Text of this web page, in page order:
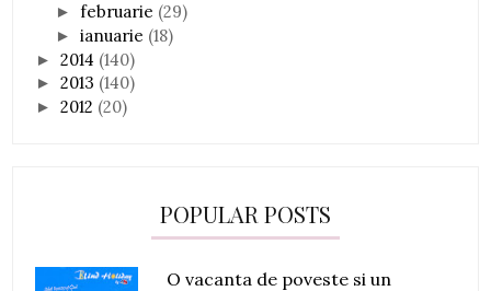
►februarie (29)
►ianuarie (18)
►2014 (140)
►2013 (140)
►2012 (20)
POPULAR POSTS
O vacanta de poveste si un